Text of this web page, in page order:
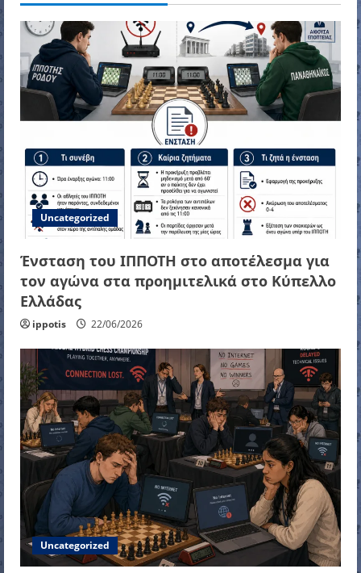
Uncategorized
Ένσταση του ΙΠΠΟΤΗ στο αποτέλεσμα για
τον αγώνα στα προημιτελικά στο Κύπελλο
Ελλάδας
ippotis 22/06/2026
Uncategorized